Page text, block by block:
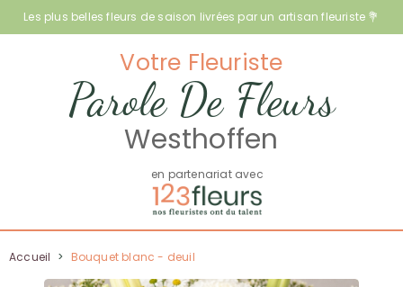
Les plus belles fleurs de saison livrées par un artisan fleuriste 💐
Votre Fleuriste
Parole De Fleurs
Westhoffen
en partenariat avec
Accueil > Bouquet blanc - deuil